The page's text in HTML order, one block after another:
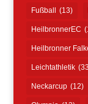
Fußball (13)
HeilbronnerEC
Heilbronner
Leichtathletik
Neckarcup (12)